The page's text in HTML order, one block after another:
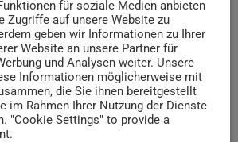
hallo bezahlbarer Wohnraum! Bis
Passage in Trier umgebaut und
insgesamt 50 Millionen Euro 🏗 Was
die Verantwortlichen der Quartier
verraten.
725 1
für soziale Medien anbieten
Zugriffe auf unsere Website zu
geben wir Informationen zu Ihrer
Website an unsere Partner für
und Analysen weiter. Unsere
Informationen möglicherweise mit
die Sie ihnen bereitgestellt
im Rahmen Ihrer Nutzung der Dienste
"Cookie Settings" to provide a